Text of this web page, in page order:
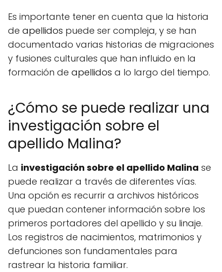
Es importante tener en cuenta que la historia
de apellidos puede ser compleja, y se han
documentado varias historias de migraciones
y fusiones culturales que han influido en la
formación de apellidos a lo largo del tiempo.
¿Cómo se puede realizar una
investigación sobre el
apellido Malina?
La investigación sobre el apellido Malina se
puede realizar a través de diferentes vías.
Una opción es recurrir a archivos históricos
que puedan contener información sobre los
primeros portadores del apellido y su linaje.
Los registros de nacimientos, matrimonios y
defunciones son fundamentales para
rastrear la historia familiar.